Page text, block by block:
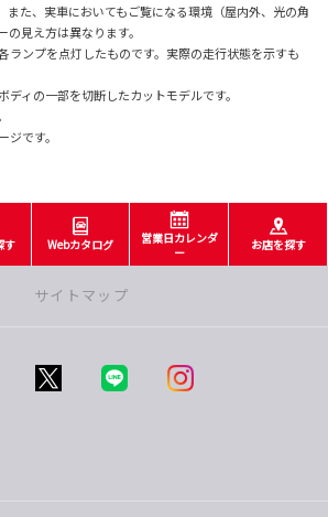
また、実車においてもご覧になる環境（屋内外、光の角
見え方は異なります。
ランプを点灯したものです。実際の走行状態を示すも
ィの一部を切断したカットモデルです。
です。
す Webカタログ
営業日カレンダ
ー
お店を探す
サイトマップ